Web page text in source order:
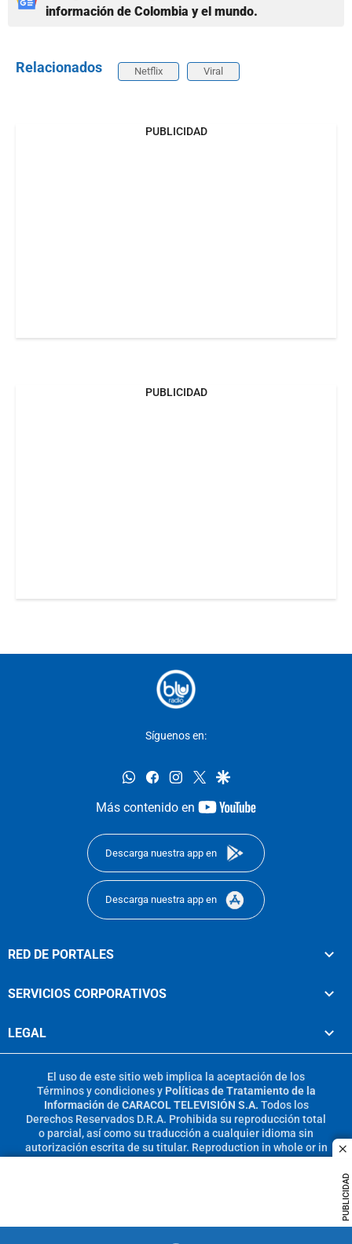
PUBLICIDAD
información de Colombia y el mundo.
Relacionados Netflix Viral
PUBLICIDAD
PUBLICIDAD
Síguenos en:
whatsappfacebookinstagram
twittergoogle
Más contenido en
youtube-
Descarga nuestra app en
Descarga nuestra app en
RED DE PORTALES
SERVICIOS CORPORATIVOS
LEGAL
El uso de este sitio web implica la aceptación de los
Términos y condicionesy Políticas de Tratamiento de la
Información de CARACOL TELEVISIÓN S.A. Todos los
Derechos Reservados D.R.A. Prohibida su reproducción total
o parcial, así como su traducción a cualquier idioma sin
autorización escrita de su titular. Reproduction in whole or in
part, or translation without written permission is prohibited.